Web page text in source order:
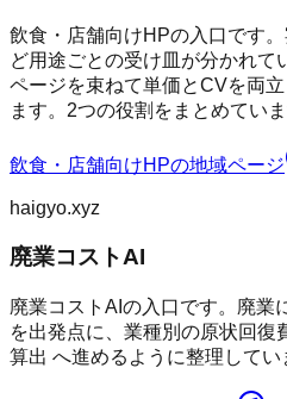
飲食・店舗向けHPの入口です
ど用途ごとの受け皿が分かれて
ページを束ねて単価とCVを両
ます。2つの役割をまとめてい
飲食・店舗向けHPの地域ページ
haigyo.xyz
廃業コストAI
廃業コストAIの入口です。廃業
を出発点に、業種別の原状回復
算出 へ進めるように整理してい